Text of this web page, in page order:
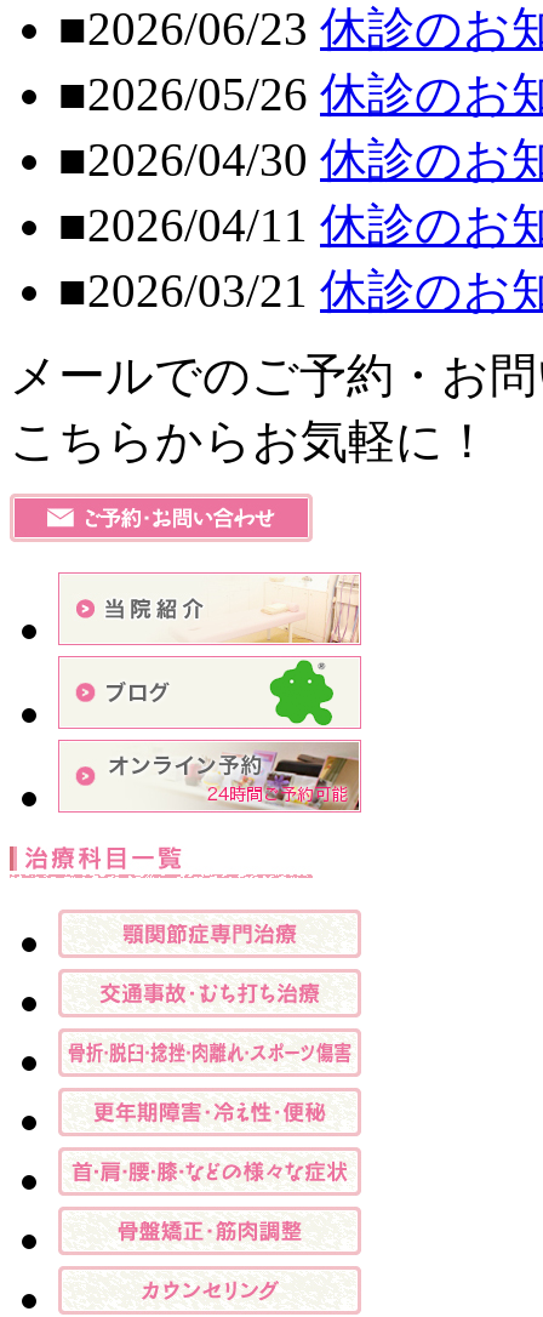
■2026/06/23 休診のお
■2026/05/26 休診のお
■2026/04/30 休診のお
■2026/04/11 休診のお
■2026/03/21 休診のお
メールでのご予約・お
こちらからお気軽に！